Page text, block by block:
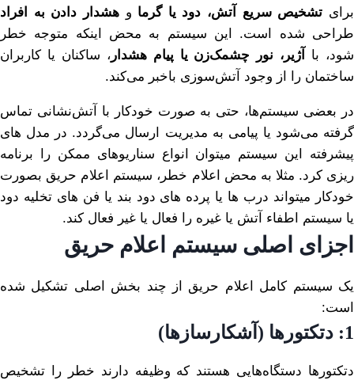
برای تشخیص سریع آتش، دود یا گرما وهشدار دادن به افراد
طراحی شده است. این سیستم به محض اینکه متوجه خطر
شود، با
آژیر، نور چشمک‌زن یا پیام هشدار، ساکنان یا کاربران
ساختمان را از وجود آتش‌سوزی باخبر می‌کند.
در بعضی سیستم‌ها، حتی به صورت خودکار با آتش‌نشانی تماس
گرفته می‌شود یا پیامی به مدیریت ارسال می‌گردد. در مدل های
پیشرفته این سیستم میتوان انواع سناریوهای ممکن را برنامه
ریزی کرد. مثلا به محض اعلام خطر، سیستم اعلام حریق بصورت
خودکار میتواند درب ها یا پرده های دود بند یا فن های تخلیه دود
یا سیستم اطفاء آتش یا غیره را فعال یا غیر فعال کند.
اجزای اصلی سیستم اعلام حریق
یک سیستم کامل اعلام حریق از چند بخش اصلی تشکیل شده
است:
1: دتکتورها (آشکارسازها)
دتکتورها دستگاه‌هایی هستند که وظیفه دارند خطر را تشخیص